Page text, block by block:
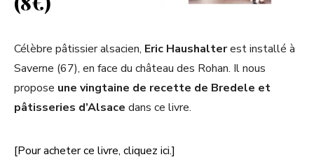
Célèbre pâtissier alsacien, Eric Haushalterest installé à
Saverne (67), en face du château des Rohan. Il nous
propose une vingtaine de recette de Bredele et
pâtisseries d’Alsace dans ce livre.
[Pour acheter ce livre, cliquez ici.]